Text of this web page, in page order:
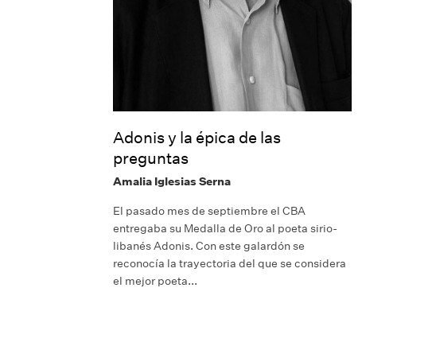
Adonis y la épica de las
preguntas
Amalia Iglesias Serna
El pasado mes de septiembre el CBA
entregaba su Medalla de Oro al poeta sirio-
libanés Adonis. Con este galardón se
reconocía la trayectoria del que se considera
el mejor poeta...